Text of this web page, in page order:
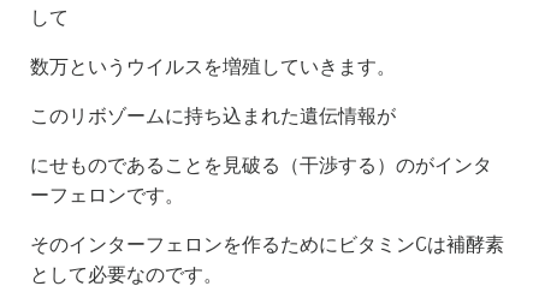
して
数万というウイルスを増殖していきます。
このリボゾームに持ち込まれた遺伝情報が
にせものであることを見破る（干渉する）のがインタ
ーフェロンです。
そのインターフェロンを作るためにビタミンCは補酵素
として必要なのです。